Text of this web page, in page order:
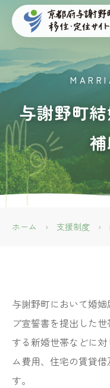
与謝野町
ホーム › 支援制度 ›
与謝野町において婚
プ宣誓書を提出した
する新婚世帯などに
ム費用、住宅の賃貸
す。